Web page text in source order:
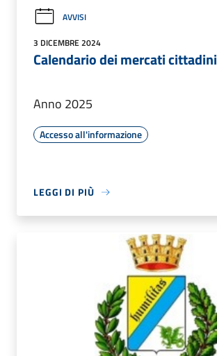
AVVISI
3 DICEMBRE 2024
Calendario dei mercati cittadini
Anno 2025
Accesso all'informazione
LEGGI DI PIÙ